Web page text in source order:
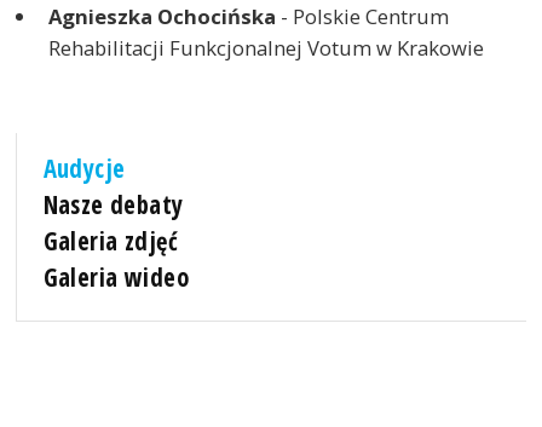
Agnieszka Ochocińska - Polskie Centrum
Rehabilitacji Funkcjonalnej Votum w Krakowie
Audycje
Nasze debaty
Galeria zdjęć
Galeria wideo